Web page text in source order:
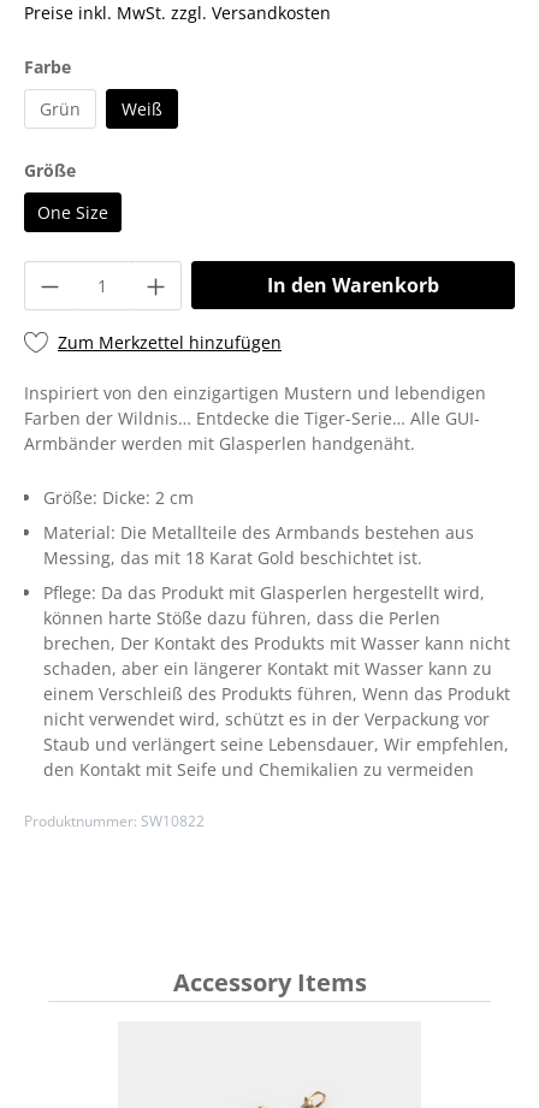
Preise inkl. MwSt. zzgl. Versandkosten
Farbe
Grün
Weiß
Größe
One Size
In den Warenkorb
Zum Merkzettel hinzufügen
Inspiriert von den einzigartigen Mustern und lebendigen
Farben der Wildnis… Entdecke die Tiger-Serie… Alle GUI-
Armbänder werden mit Glasperlen handgenäht.
Größe: Dicke: 2 cm
Material: Die Metallteile des Armbands bestehen aus
Messing, das mit 18 Karat Gold beschichtet ist.
Pflege: Da das Produkt mit Glasperlen hergestellt wird,
können harte Stöße dazu führen, dass die Perlen
brechen, Der Kontakt des Produkts mit Wasser kann nicht
schaden, aber ein längerer Kontakt mit Wasser kann zu
einem Verschleiß des Produkts führen, Wenn das Produkt
nicht verwendet wird, schützt es in der Verpackung vor
Staub und verlängert seine Lebensdauer, Wir empfehlen,
den Kontakt mit Seife und Chemikalien zu vermeiden
Produktnummer: SW10822
Accessory Items